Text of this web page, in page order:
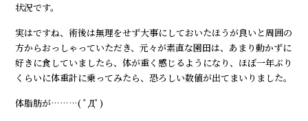
状況です。
実はですね、術後は無理をせず大事にしておいたほうが良いと周囲の
方からおっしゃっていただき、元々が素直な園田は、あまり動かずに
好きに食していましたら、体が重く感じるようになり、ほぼ一年ぶり
くらいに体重計に乗ってみたら、恐ろしい数値が出てまいりました。
体脂肪が………( ﾟДﾟ)